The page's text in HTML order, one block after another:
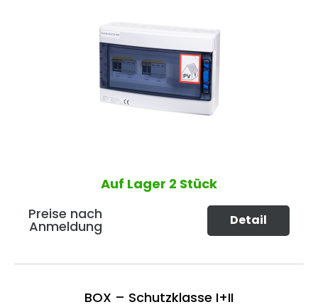
Auf Lager 2 Stück
Preise nach
Anmeldung Detail
BOX – Schutzklasse I+II